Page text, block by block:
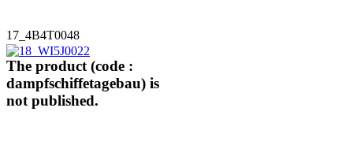
17_4B4T0048
The product (code :
dampfschiffetagebau) is
not published.